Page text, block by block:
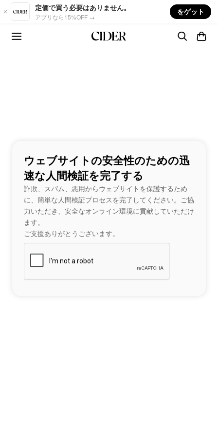
Skip to main content
定価で買う必要はありません。
アプリなら15%OFF →
をゲット
ウェブサイトの安全性のための迅
速な人間検証を完了する
詐欺、スパム、悪用からウェブサイトを保護するため
に、簡単な人間検証プロセスを完了してください。ご協
力いただき、安全なオンライン環境に貢献していただけ
ます。
ご支援ありがとうございます。